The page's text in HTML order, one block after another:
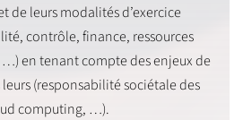
de leurs modalités d’exercice
contrôle, finance, ressources
en tenant compte des enjeux de
(responsabilité sociétale des
computing, …).